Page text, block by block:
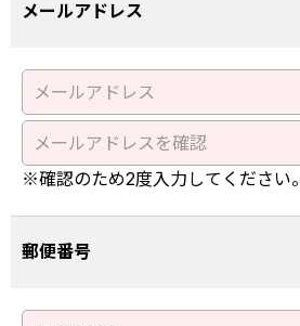
メールアドレス
※確認のため2度入力してください。
郵便番号